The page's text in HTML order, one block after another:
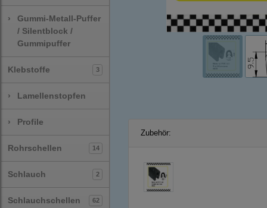
›
Gummi-Metall-Puffer
/ Silentblock /
Gummipuffer
Klebstoffe 3
› Lamellenstopfen
› Profile
Rohrschellen 14
Schlauch 2
Schlauchschellen 62
Zubehör: